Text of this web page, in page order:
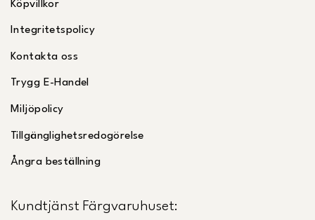
Köpvillkor
Integritetspolicy
Kontakta oss
Trygg E-Handel
Miljöpolicy
Tillgänglighetsredogörelse
Ångra beställning
Kundtjänst Färgvaruhuset: